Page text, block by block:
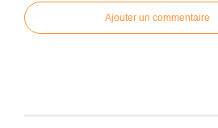
Ajouter un commentaire